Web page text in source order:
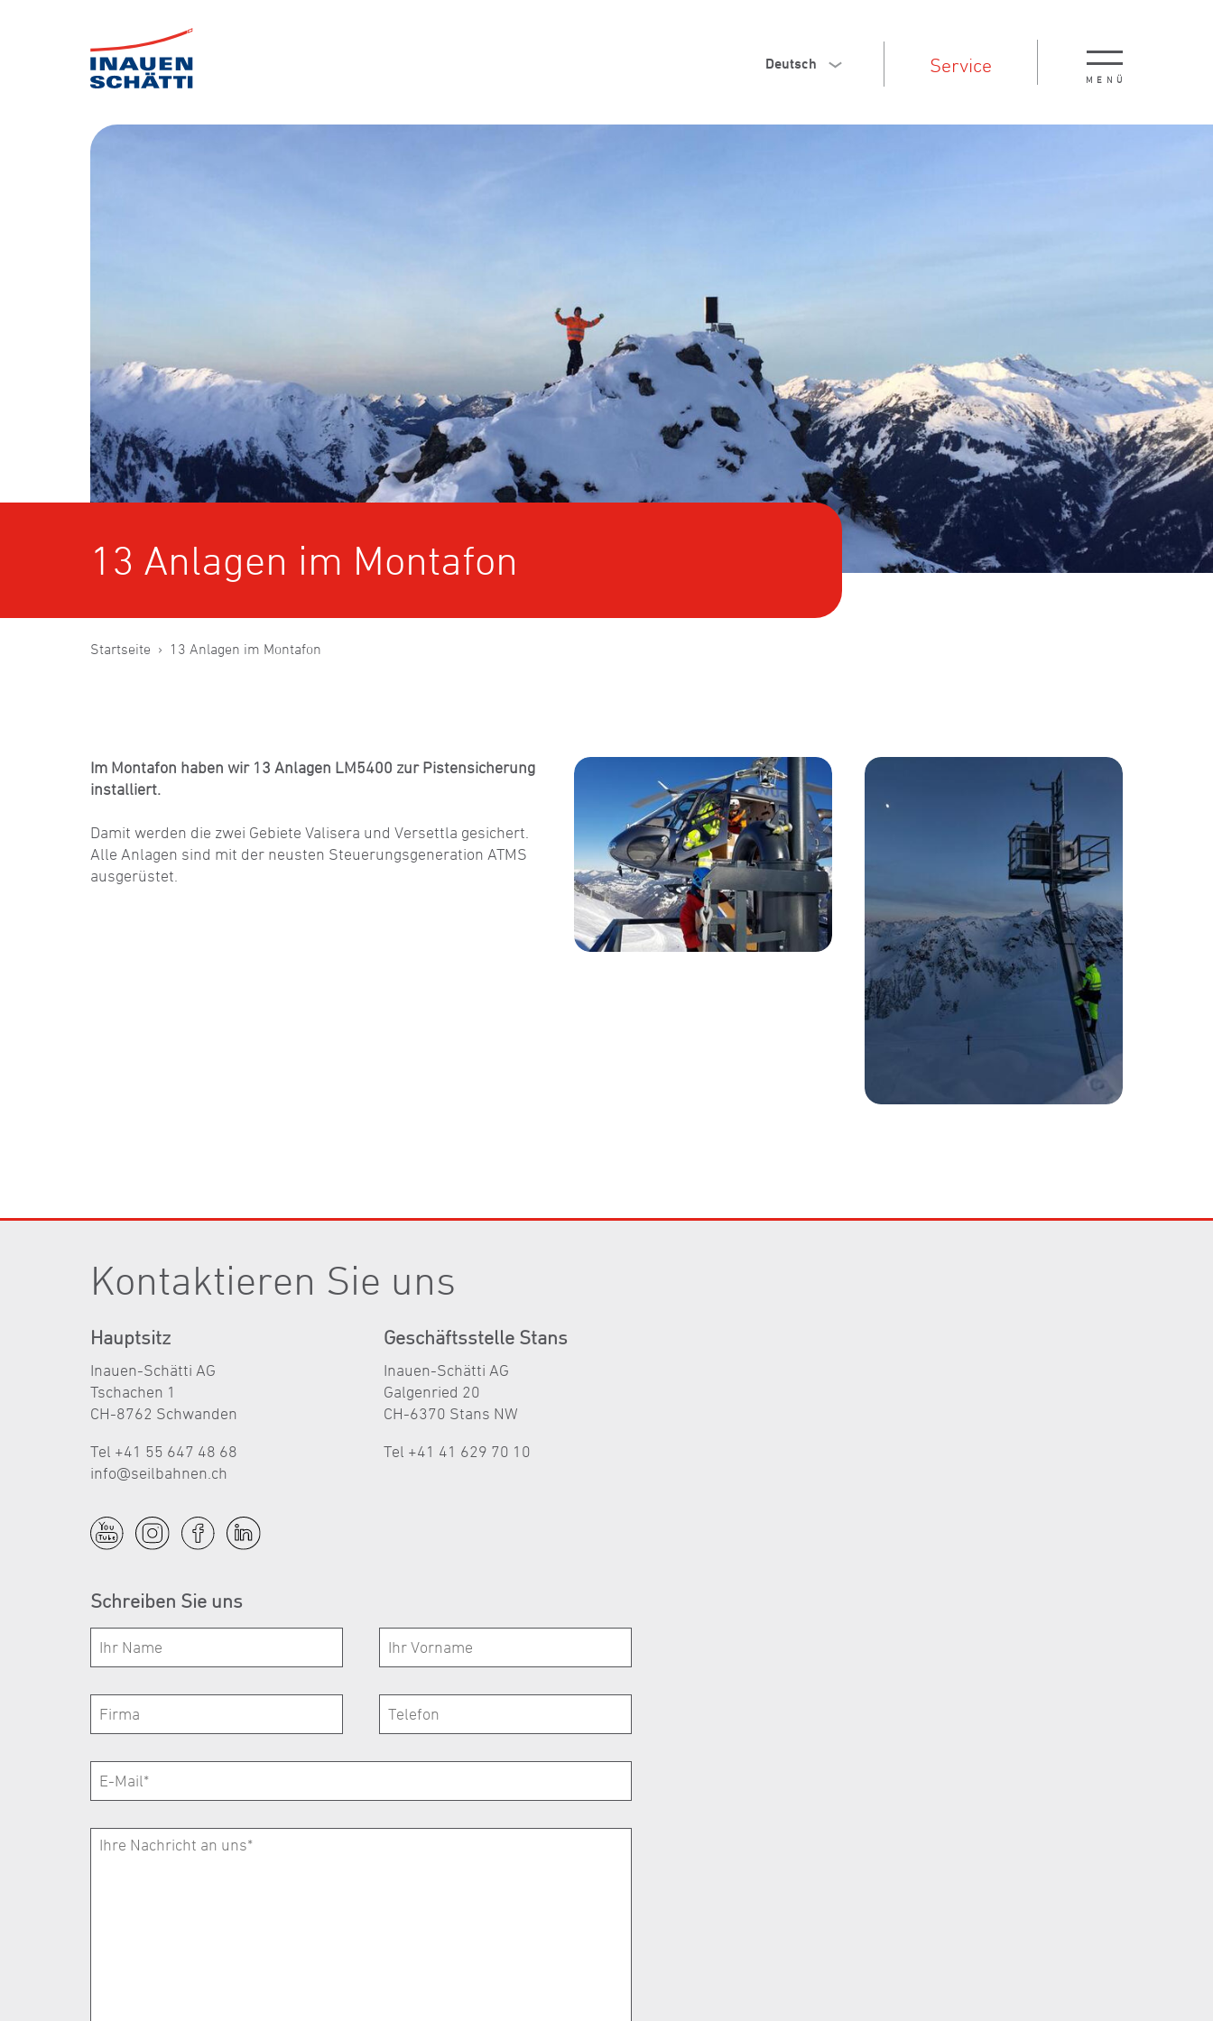
Service
Deutsch
MENÜ
13 Anlagen im Montafon
Startseite 13 Anlagen im Montafon
Im Montafon haben wir 13 Anlagen LM5400 zur Pistensicherung
installiert.
Damit werden die zwei Gebiete Valisera und Versettla gesichert.
Alle Anlagen sind mit der neusten Steuerungsgeneration ATMS
ausgerüstet.
Kontaktieren Sie uns
Hauptsitz
Inauen-Schätti AG
Tschachen 1
CH-8762 Schwanden
Tel +41 55 647 48 68
nf
s lb hn n ch
Geschäftsstelle Stans
Inauen-Schätti AG
Galgenried 20
CH-6370 Stans NW
Tel +41 41 629 70 10
Schreiben Sie uns